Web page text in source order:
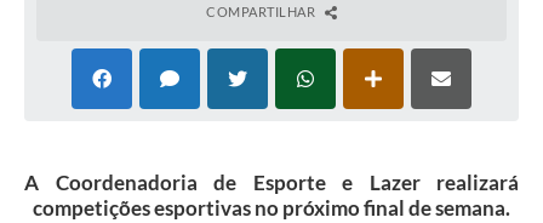
COMPARTILHAR
A Coordenadoria de Esporte e Lazer realizará
competições esportivas no próximo final de semana.